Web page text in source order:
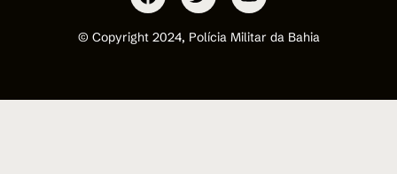
© Copyright 2024, Polícia Militar da Bahia